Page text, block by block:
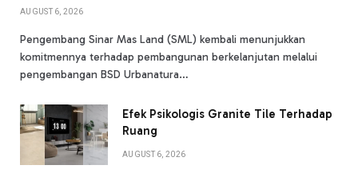
AUGUST 6, 2026
Pengembang Sinar Mas Land (SML) kembali menunjukkan
komitmennya terhadap pembangunan berkelanjutan melalui
pengembangan BSD Urbanatura…
Efek Psikologis Granite Tile Terhadap
Ruang
AUGUST 6, 2026